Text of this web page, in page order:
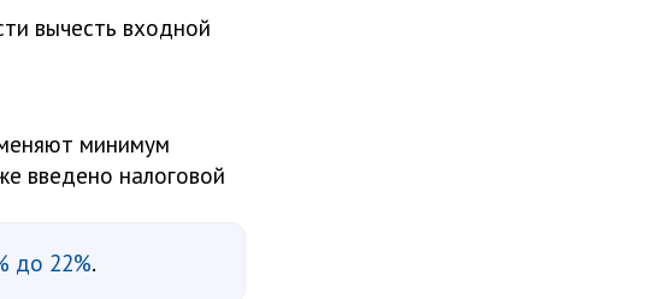
вычесть входной
минимум
введено налоговой
до 22%.